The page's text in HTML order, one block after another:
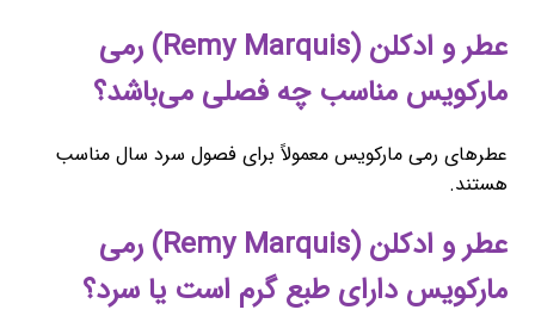
عطر و ادکلن (Remy Marquis) رمی
مارکویس مناسب چه فصلی می‌باشد؟
عطرهای رمی مارکویس معمولاً برای فصول سرد سال مناسب
هستند.
عطر و ادکلن (Remy Marquis) رمی
مارکویس دارای طبع گرم است یا سرد؟